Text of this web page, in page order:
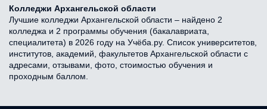
Колледжи Архангельской области
Лучшие колледжи Архангельской области – найдено 2
колледжа и 2 программы обучения (бакалавриата,
специалитета) в 2026 году на Учёба.ру. Список университетов,
институтов, академий, факультетов Архангельской области с
адресами, отзывами, фото, стоимостью обучения и
проходным баллом.